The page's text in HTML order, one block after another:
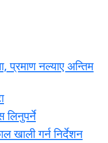
प्रमाण नल्याए अन्तिम
खाली गर्न निर्देशन